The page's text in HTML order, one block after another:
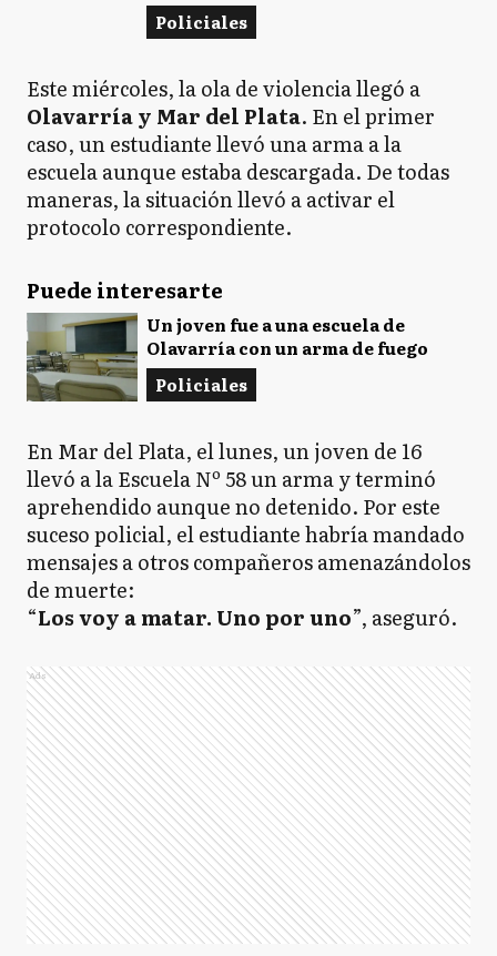
Policiales
Este miércoles, la ola de violencia llegó a
Olavarría y Mar del Plata. En el primer
caso, un estudiante llevó una arma a la
escuela aunque estaba descargada. De todas
maneras, la situación llevó a activar el
protocolo correspondiente.
Puede interesarte
Un joven fue a una escuela de
Olavarría con un arma de fuego
Policiales
En Mar del Plata, el lunes, un joven de 16
llevó a la Escuela Nº 58 un arma y terminó
aprehendido aunque no detenido. Por este
suceso policial, el estudiante habría mandado
mensajes a otros compañeros amenazándolos
de muerte:
“Los voy a matar. Uno por uno”, aseguró.
Ads